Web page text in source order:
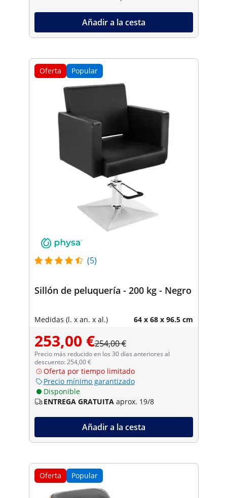
Añadir a la cesta
Oferta Popular
(5)
Sillón de peluquería - 200 kg - Negro
Medidas (l. x an. x al.) 64 x 68 x 96.5 cm
253,00 €254,00 €
Precio más reducido en los 30 días anteriores al
descuento: 254,00 €
Oferta por tiempo limitado
Precio mínimo garantizado
Disponible
ENTREGA GRATUITA aprox. 19/8
Añadir a la cesta
Oferta Popular